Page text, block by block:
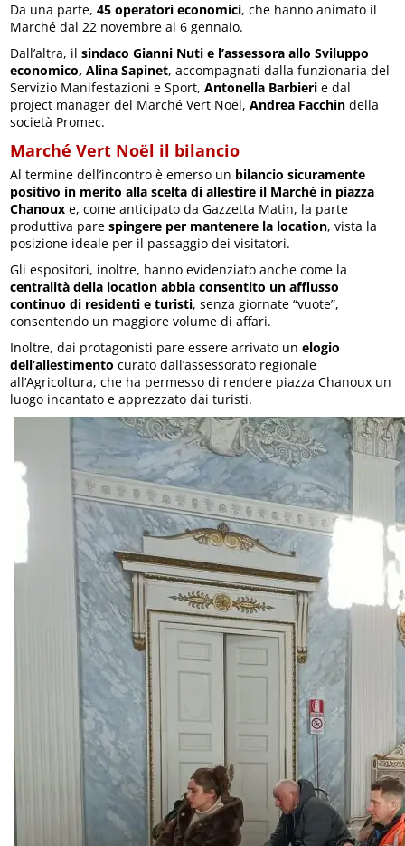
Da una parte,45 operatori economici, che hanno animato il
Marché dal 22 novembre al 6 gennaio.
Dall’altra, ilsindaco Gianni Nuti e l’assessora allo Sviluppo
economico, Alina Sapinet, accompagnati dalla funzionaria del
Servizio Manifestazioni e Sport,Antonella Barbieri e dal
project manager del Marché Vert Noël,Andrea Facchin della
società Promec.
Marché Vert Noël il bilancio
Al termine dell’incontro è emerso un bilancio sicuramente
positivo in merito alla scelta di allestire il Marché in piazza
Chanoux e, come anticipato da Gazzetta Matin, la parte
produttiva parespingere per mantenere la location, vista la
posizione ideale per il passaggio dei visitatori.
Gli espositori, inoltre, hanno evidenziato anche come la
centralità della location abbia consentito un afflusso
continuo di residenti e turisti, senza giornate “vuote”,
consentendo un maggiore volume di affari.
Inoltre, dai protagonisti pare essere arrivato unelogio
dell’allestimento curato dall’assessorato regionale
all’Agricoltura, che ha permesso di rendere piazza Chanoux un
luogo incantato e apprezzato dai turisti.